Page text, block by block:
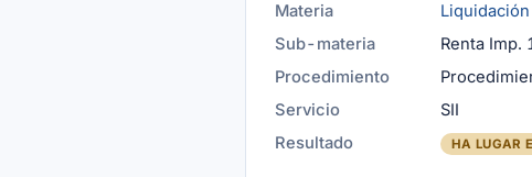
Materia
Liquidación
Sub-materia
Renta Imp.
Procedimiento
Servicio
SII
Resultado
HA LUGAR